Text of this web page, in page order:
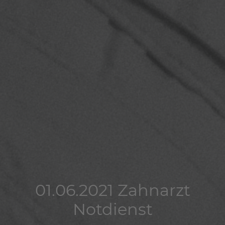
01.06.2021 Zahnarzt
Notdienst
01.06.2021 Zahnarzt
Notdienst
01.06.2021 Zahnarzt
Notdienst